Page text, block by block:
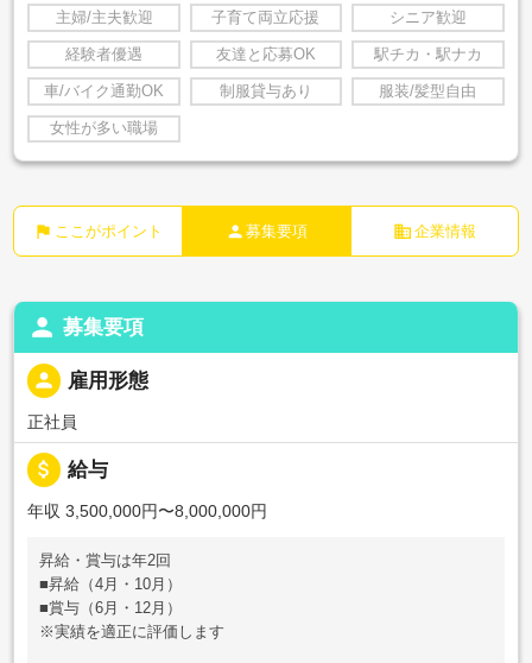
主婦/主夫歓迎 子育て両立応援 シニア歓迎
経験者優遇 友達と応募OK 駅チカ・駅ナカ
車/バイク通勤OK 制服貸与あり 服装/髪型自由
女性が多い職場
flag ここがポイント person 募集要項 business 企業情報
person 募集要項
person 雇用形態
正社員
attach_money 給与
年収 3,500,000円〜8,000,000円
昇給・賞与は年2回
■昇給（4月・10月）
■賞与（6月・12月）
※実績を適正に評価します